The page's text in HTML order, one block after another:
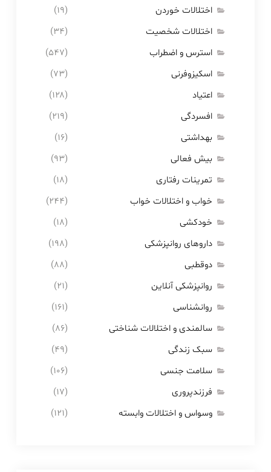
اختلالات خوردن
(۱۹)
اختلالات شخصیت
(۳۴)
استرس و اضطراب
(۵۴۷)
اسکیزوفرنی
(۷۳)
اعتیاد
(۱۲۸)
افسردگی
(۲۱۹)
بهداشتی
(۱۶)
بیش فعالی
(۹۳)
تمرینات رفتاری
(۱۸)
خواب و اختلالات خواب
(۲۴۴)
خودکشی
(۱۸)
داروهای روانپزشکی
(۱۹۸)
دوقطبی
(۸۸)
روانپزشکی آنلاین
(۲۱)
روانشناسی
(۱۶۱)
سالمندی و اختلالات شناختی
(۸۶)
سبک زندگی
(۴۹)
سلامت جنسی
(۱۰۶)
فرزندپروری
(۱۷)
وسواس و اختلالات وابسته
(۱۲۱)